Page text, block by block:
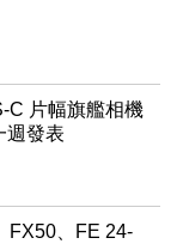
C 片幅旗艦相機
週發表
FX50、FE 24-